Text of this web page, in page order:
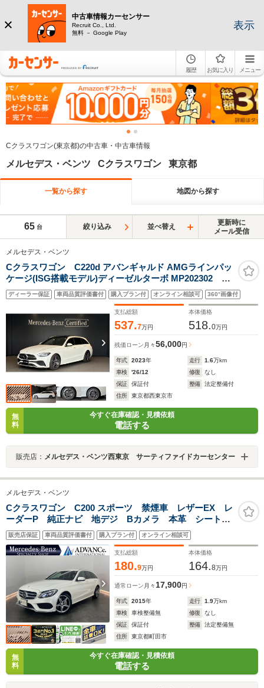
中古車情報カーセンサー
Recruit Co., Ltd.
無料 － Google Play
表示
履歴 お気に入り メニュー
Cクラスワゴン(東京都)の中古車・中古車情報
メルセデス・ベンツ Cクラスワゴン 東京都
一覧から探す 地図から探す
65 台 絞り込み 並べ替え
更新時に
メール受信
メルセデス・ベンツ
Cクラスワゴン C220d アバンギャルド AMGラインパッ
ケージ(ISG搭載モデル)ディーゼルターボ MP202302
AMGライン ベーシックパッケージ パノラミックスラ
イディングルーフ レーダーセーフティパッケージ
スマートキー ヘッドアップディスプレイ 純正ドライ
ブレコーダー アンビエントライト
ディーラー保証 車両品質評価書付 購入プラン付 オンライン相談可 360°画像付
支払総額
537.7万円
本体価格
518.0万円
残価ローン 月々56,000円
年式 2023年 走行 1.6万km
車検
'26/12 修復
なし
保証
保証付 整備
法定整備付
住所
東京都西東京市
無
料
今すぐ在庫確認・見積依頼
電話する
販売店： メルセデス・ベンツ西東京 サーティファイドカーセンター
メルセデス・ベンツ
Cクラスワゴン C200 スポーツ 禁煙車 レザーEX レ
ーダーP 純正ナビ 地デジ Bカメラ 本革 シートヒ
ーター パワーシート LED DSRC Bluetooth
HUD ドラレコ 電動リアゲート キーレスGO 18AW
販売店保証 車両品質評価書付 購入プラン付 オンライン相談可
支払総額
180.9万円
本体価格
164.8万円
通常ローン 月々17,900円
年式 2015年 走行 1.9万km
車検
車検整備無 修復
なし
保証
保証付 整備
法定整備無
住所
東京都町田市
無
料
今すぐ在庫確認・見積依頼
電話する